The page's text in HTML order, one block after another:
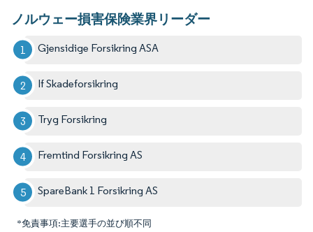
ノルウェー損害保険業界リーダー
Gjensidige Forsikring ASA
If Skadeforsikring
Tryg Forsikring
Fremtind Forsikring AS
SpareBank 1 Forsikring AS
*免責事項:主要選手の並び順不同